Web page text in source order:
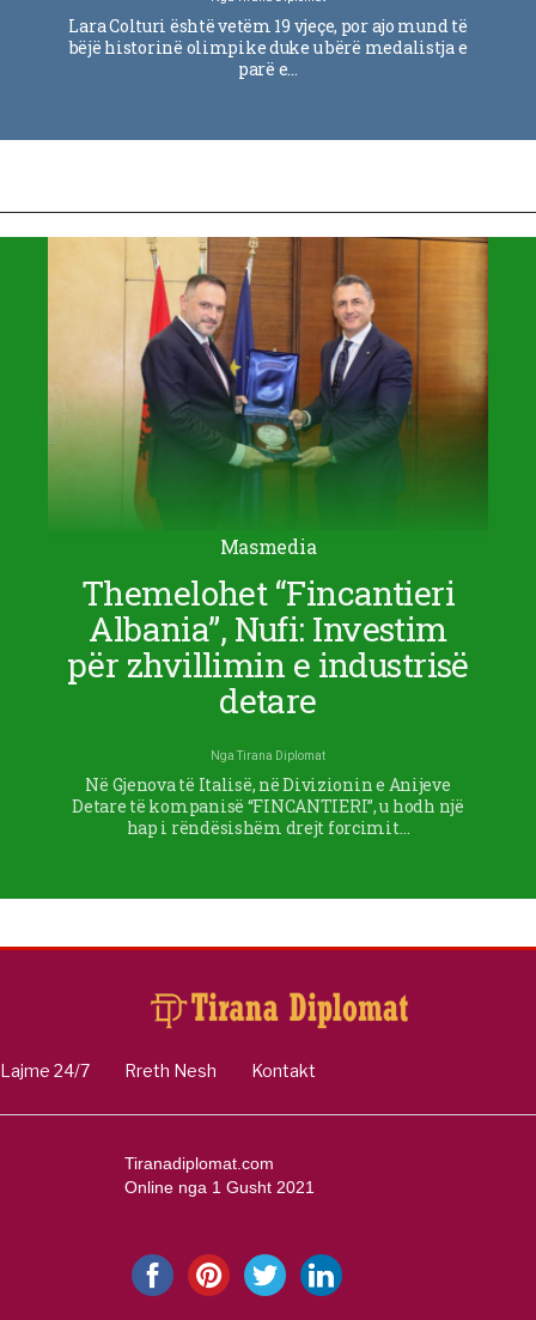
Lara Colturi është vetëm 19 vjeçe, por ajo mund të
bëjë historinë olimpike duke u bërë medalistja e
parë e…
Masmedia
Themelohet “Fincantieri
Albania”, Nufi: Investim
për zhvillimin e industrisë
detare
NgaTirana Diplomat
Në Gjenova të Italisë, në Divizionin e Anijeve
Detare të kompanisë “FINCANTIERI”, u hodh një
hap i rëndësishëm drejt forcimit…
Lajme 24/7 Rreth Nesh Kontakt
Tiranadiplomat.com
Online nga 1 Gusht 2021